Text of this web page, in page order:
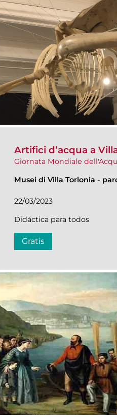
Artifici d’acqua a
Giornata Mondiale
Musei di Villa Torlonia -
22/03/2023
Didáctica para todos
Gratis